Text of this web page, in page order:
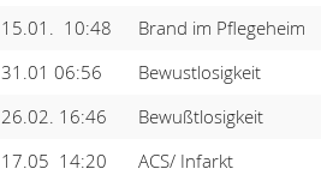
15.01. 10:48 Brand im Pflegeheim
31.01 06:56 Bewustlosigkeit
26.02. 16:46 Bewußtlosigkeit
17.05 14:20 ACS/ Infarkt